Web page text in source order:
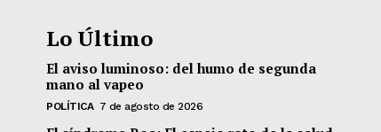
Lo Último
El aviso luminoso: del humo de segunda
mano al vapeo
POLÍTICA 7 de agosto de 2026